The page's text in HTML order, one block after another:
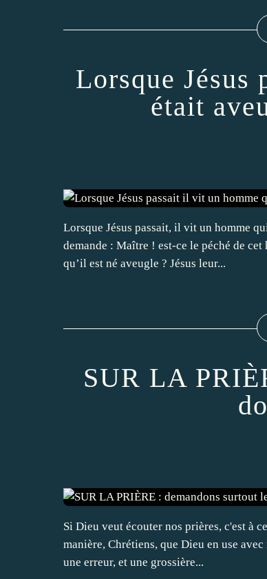
Lorsque
était
Lorsque Jésus passait, il vit un homme
demande : Maître ! est-ce le péché de
qu’il est né aveugle ? Jésus leur...
SUR LA
Si Dieu veut écouter nos prières, c'est à
manière, Chrétiens, que Dieu en use
une erreur, et une grossière...